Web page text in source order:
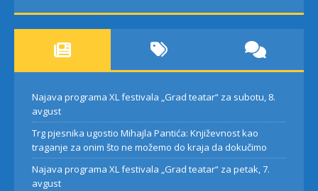
Najava programa XL festivala „Grad teatar“ za subotu, 8.
avgust
Trg pjesnika ugostio Mihajla Pantića: Književnost kao
traganje za onim što ne možemo do kraja da dokučimo
Najava programa XL festivala „Grad teatar“ za petak, 7.
avgust